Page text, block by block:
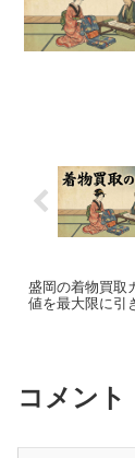
盛岡の着物買取
値を最大限に引
コメント